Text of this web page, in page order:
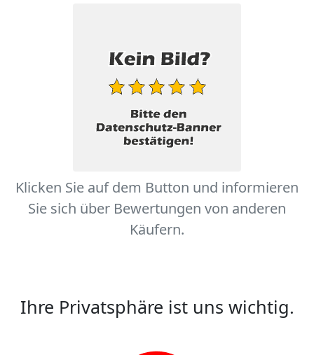
Klicken Sie auf dem Button und informieren
Sie sich über Bewertungen von anderen
Käufern.
Ihre Privatsphäre ist uns wichtig.